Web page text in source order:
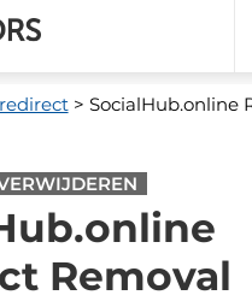
> SocialHub.online
Removal